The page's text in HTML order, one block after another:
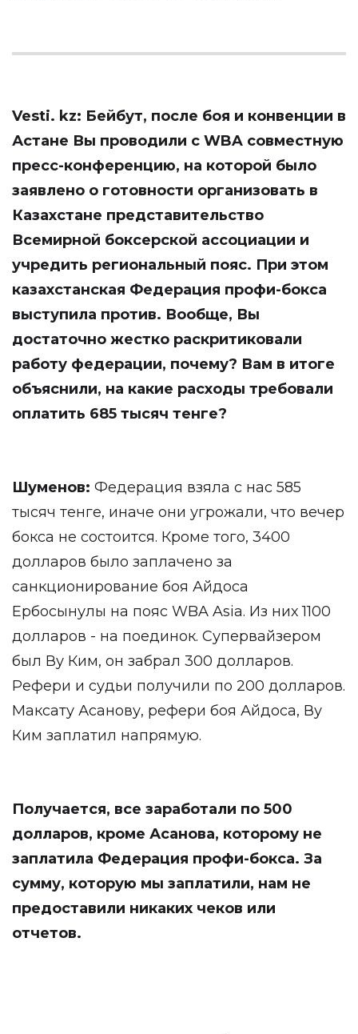
Vesti. kz: Бейбут, после боя и конвенции в
Астане Вы проводили с WBA совместную
пресс-конференцию, на которой было
заявлено о готовности организовать в
Казахстане представительство
Всемирной боксерской ассоциации и
учредить региональный пояс. При этом
казахстанская Федерация профи-бокса
выступила против. Вообще, Вы
достаточно жестко раскритиковали
работу федерации, почему? Вам в итоге
объяснили, на какие расходы требовали
оплатить 685 тысяч тенге?
Шуменов: Федерация взяла с нас 585
тысяч тенге, иначе они угрожали, что вечер
бокса не состоится. Кроме того, 3400
долларов было заплачено за
санкционирование боя Айдоса
Ербосынулы на пояс WBA Asia. Из них 1100
долларов - на поединок. Супервайзером
был Ву Ким, он забрал 300 долларов.
Рефери и судьи получили по 200 долларов.
Максату Асанову, рефери боя Айдоса, Ву
Ким заплатил напрямую.
Получается, все заработали по 500
долларов, кроме Асанова, которому не
заплатила Федерация профи-бокса. За
сумму, которую мы заплатили, нам не
предоставили никаких чеков или
отчетов.